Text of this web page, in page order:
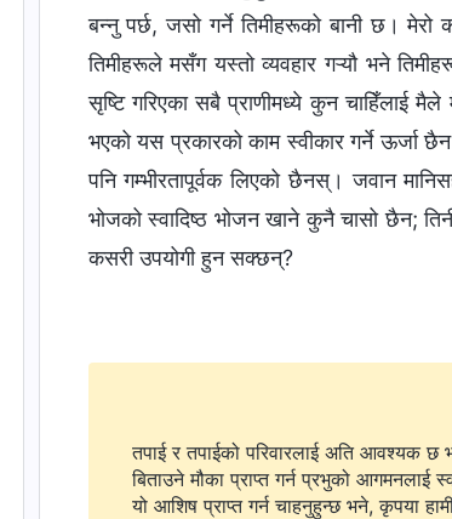
बन्‍नु पर्छ, जसो गर्ने तिमीहरूको बानी छ।
तिमीहरूले मसँग यस्तो व्यवहार गऱ्यौ भने
सृष्टि गरिएका सबै प्राणीमध्ये कुन चाहिँलाई
भएको यस प्रकारको काम स्वीकार गर्ने
पनि गम्भीरतापूर्वक लिएको छैनस्। जवान
भोजको स्वादिष्ठ भोजन खाने कुनै चासो छैन;
कसरी उपयोगी हुन सक्छन्?
तपाई र तपाईको परिवारलाई अति आवश्यक छ
बिताउने मौका प्राप्त गर्न प्रभुको आगमनलाई
यो आशिष प्राप्त गर्न चाहनुहुन्छ भने, कृपया